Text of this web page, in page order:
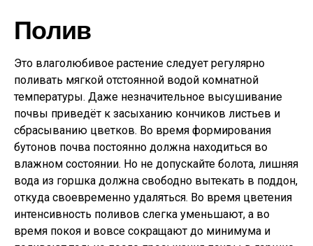
Полив
Это влаголюбивое растение следует регулярно
поливать мягкой отстоянной водой комнатной
температуры. Даже незначительное высушивание
почвы приведёт к засыханию кончиков листьев и
сбрасыванию цветков. Во время формирования
бутонов почва постоянно должна находиться во
влажном состоянии. Но не допускайте болота, лишняя
вода из горшка должна свободно вытекать в поддон,
откуда своевременно удаляться. Во время цветения
интенсивность поливов слегка уменьшают, а во
время покоя и вовсе сокращают до минимума и